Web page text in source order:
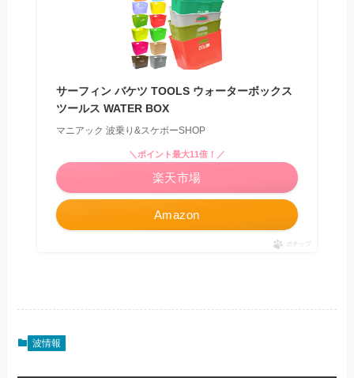
サーフィン バケツ TOOLS ウォーターボックス
ツールス WATER BOX
マニアック 波乗り&スケボーSHOP
Amazon
＼ポイント最大11倍！／
楽天市場
ポチップ
波情報